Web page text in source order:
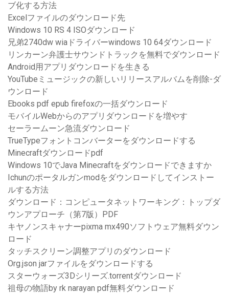
ブ化する方法
Excelファイルのダウンロード先
Windows 10 RS 4 ISOダウンロード
兄弟2740dw wiaドライバーwindows 10 64ダウンロード
リンカーン弁護士サウンドトラックを無料でダウンロード
Android用アプリダウンロードを生きる
YouTubeミュージックの新しいリリースアルバムを削除-ダ
ウンロード
Ebooks pdf epub firefoxの一括ダウンロード
モバイルWebからのアプリダウンロードを増やす
セーラームーン急流ダウンロード
TrueTypeフォントコンバーターをダウンロードする
Minecraftダウンロードpdf
Windows 10でJava Minecraftをダウンロードできますか
Ichunのポータルガンmodをダウンロードしてインストー
ルする方法
ダウンロード：コンピュータネットワーキング：トップダ
ウンアプローチ（第7版）PDF
キヤノンスキャナーpixma mx490ソフトウェア無料ダウン
ロード
タッチスクリーン調整アプリのダウンロード
Org.json jarファイルをダウンロードする
スターウォーズ3Dシリーズ.torrentダウンロード
祖母の物語by rk narayan pdf無料ダウンロード